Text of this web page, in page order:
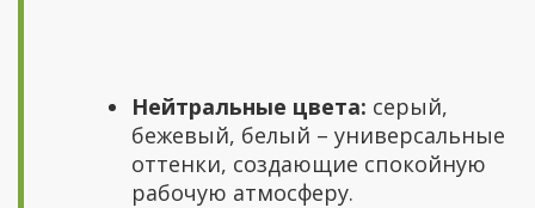
Нейтральные цвета: серый,
бежевый, белый – универсальные
оттенки, создающие спокойную
рабочую атмосферу.